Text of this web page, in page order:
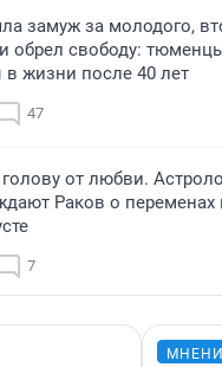
замуж за молодого,
обрел свободу:
жизни после 40 лет
47
от любви.
Раков о переменах
7